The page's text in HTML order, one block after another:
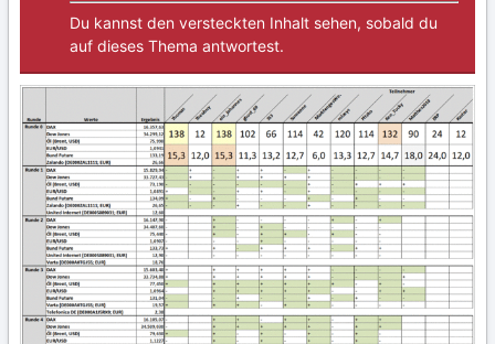
Du kannst den versteckten Inhalt sehen, sobald du
auf dieses Thema antwortest.